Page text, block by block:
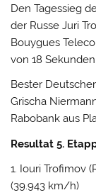
Den Tagessieg
der Russe Juri
Bouygues
von 18
Bester
Grischa
Rabobank aus
Resultat 5.
1. Iouri Trofimov
(39.943 km/h)